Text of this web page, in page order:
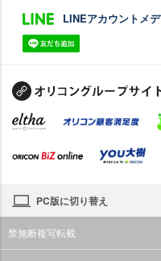
LINEアカウントメ
PC版に切り替え
禁無断複写転載